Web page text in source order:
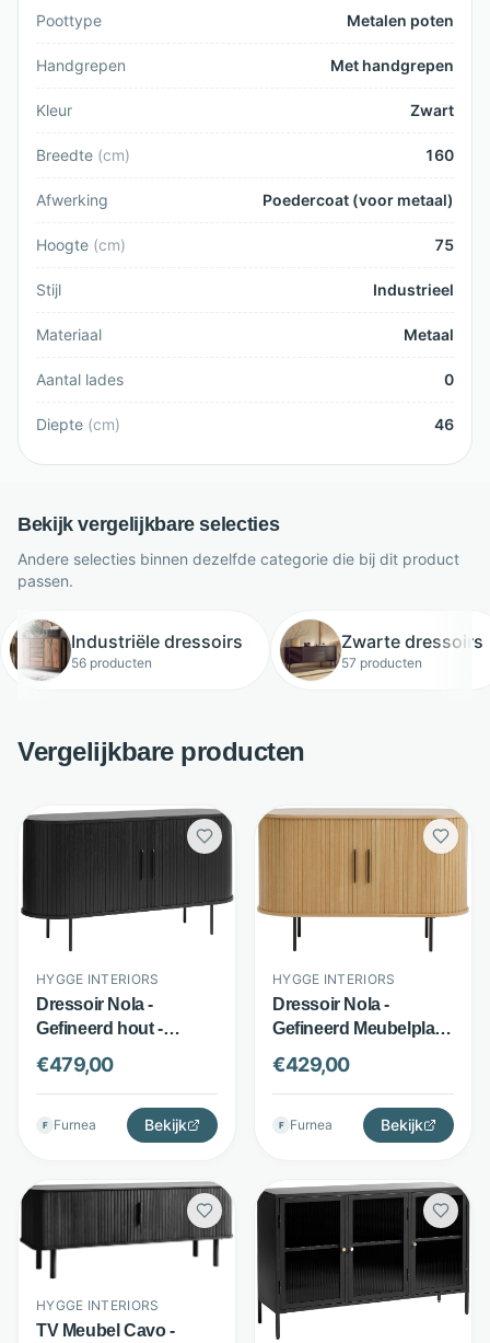
Poottype Metalen poten
Handgrepen Met handgrepen
Kleur Zwart
Breedte (cm) 160
Afwerking Poedercoat (voor metaal)
Hoogte (cm) 75
Stijl Industrieel
Materiaal Metaal
Aantal lades 0
Diepte (cm) 46
Bekijk vergelijkbare selecties
Andere selecties binnen dezelfde categorie die bij dit product
passen.
Industriële dressoirs
56 producten
Zwarte dressoirs
57 producten
Vergelijkbare producten
HYGGE INTERIORS
Dressoir Nola -
Gefineerd hout -
Lamellen-look - Zwart -
Hygge Interiors
€479,00
F Furnea Bekijk
HYGGE INTERIORS
Dressoir Nola -
Gefineerd Meubelplaat
- Lamellen-Look -
Eiken Bruin - Hygge
Interiors
€429,00
F Furnea Bekijk
HYGGE INTERIORS
TV Meubel Cavo -